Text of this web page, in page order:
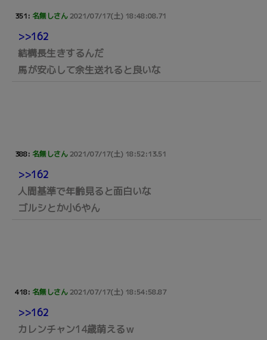
351: 名無しさん2021/07/17(土) 18:48:08.71
>>162
結構長生きするんだ
馬が安心して余生送れると良いな
388: 名無しさん2021/07/17(土) 18:52:13.51
>>162
人間基準で年齢見ると面白いな
ゴルシとか小6やん
418: 名無しさん2021/07/17(土) 18:54:58.87
>>162
カレンチャン14歳萌えるｗ